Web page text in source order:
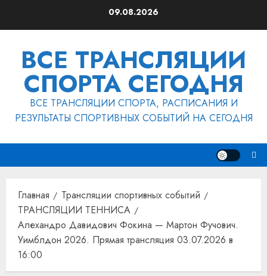
09.08.2026
ВСЕ ТРАНСЛЯЦИИ
СПОРТА СЕГОДНЯ
ВСЕ ТРАНСЛЯЦИИ СПОРТА, РАСПИСАНИЯ И
РЕЗУЛЬТАТЫ СПОРТИВНЫХ СОБЫТИЙ НА СЕГОДНЯ
Главная
Трансляции спортивных событий
ТРАНСЛЯЦИИ ТЕННИСА
Алехандро Давидович Фокина — Мартон Фучович.
Уимблдон 2026. Прямая трансляция 03.07.2026 в
16:00